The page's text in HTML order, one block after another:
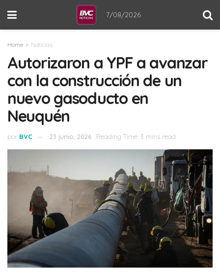
7/08/2026
Home Noticias
Autorizaron a YPF a avanzar
con la construcción de un
nuevo gasoducto en
Neuquén
por BVC 23 junio, 2026 Reading Time: 3 mins read